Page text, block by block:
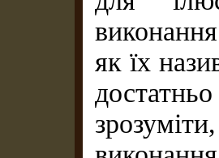
як їх